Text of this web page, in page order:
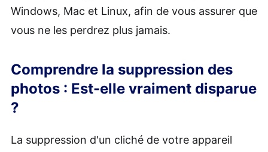
Windows, Mac et Linux, afin de vous assurer que
vous ne les perdrez plus jamais.
Comprendre la suppression des
photos : Est-elle vraiment disparue
?
La suppression d'un cliché de votre appareil